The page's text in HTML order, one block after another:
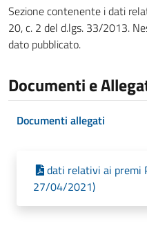
Sezione contenente i dati
20, c. 2 del d.lgs. 33/2013.
dato pubblicato.
Documenti e
Documenti allegati
dati relativi ai premi
27/04/2021)